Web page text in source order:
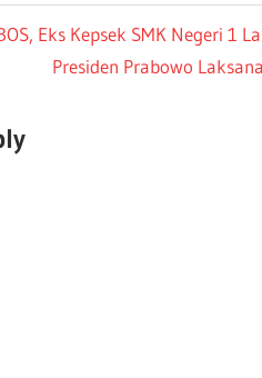
Eks Kepsek SMK Negeri 1
Presiden Prabowo